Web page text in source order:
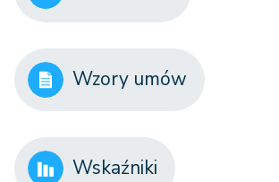
Wzory umów
Wskaźniki